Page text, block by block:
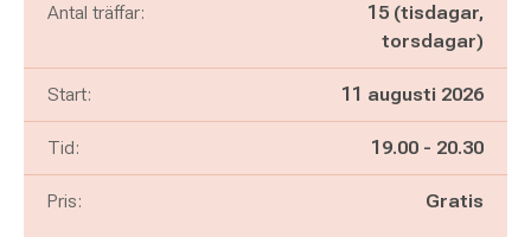
Antal träffar:
15 (tisdagar,
torsdagar)
Start: 11 augusti 2026
Tid: Pågår mellan
19.00 - och
20.30
Pris: Gratis